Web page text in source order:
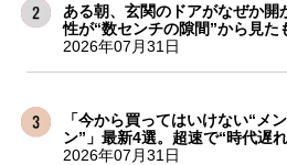
ある朝、玄関のドアがなぜか
性が“数センチの隙間”から見た
2026年07月31日
「今から買ってはいけない“メ
ン”」最新4選。超速で“時代遅
2026年07月31日